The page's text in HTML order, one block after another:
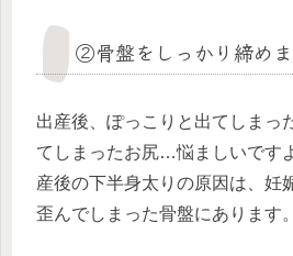
②骨盤をしっかり締めま
出産後、ぽっこりと出てしまっ
てしまったお尻…悩ましいです
産後の下半身太りの原因は、妊
歪んでしまった骨盤にあります。